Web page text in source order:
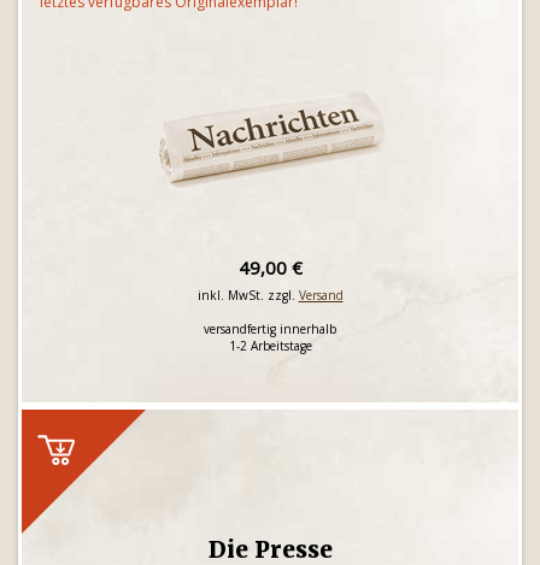
49,00 €
inkl. MwSt. zzgl. Versand
versandfertig innerhalb
1-2 Arbeitstage
Die Presse